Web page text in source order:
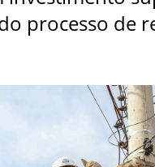
processo de